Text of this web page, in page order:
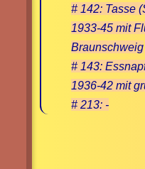
# 142: Tasse
1933-45 mit
Braunschweig
# 143:
1936-42 mit
# 213: -